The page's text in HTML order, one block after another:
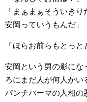
「まぁまぁそういき
安岡っていうもんだ」
「ほらお前らもとっと
安岡という男の影にな
ろにまだ人が何人かい
パンチパーマの人相の